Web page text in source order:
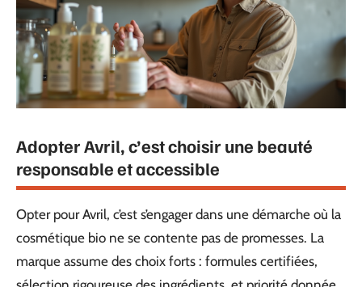
Adopter Avril, c’est choisir une beauté
responsable et accessible
Opter pour Avril, c’est s’engager dans une démarche où la
cosmétique bio ne se contente pas de promesses. La
marque assume des choix forts : formules certifiées,